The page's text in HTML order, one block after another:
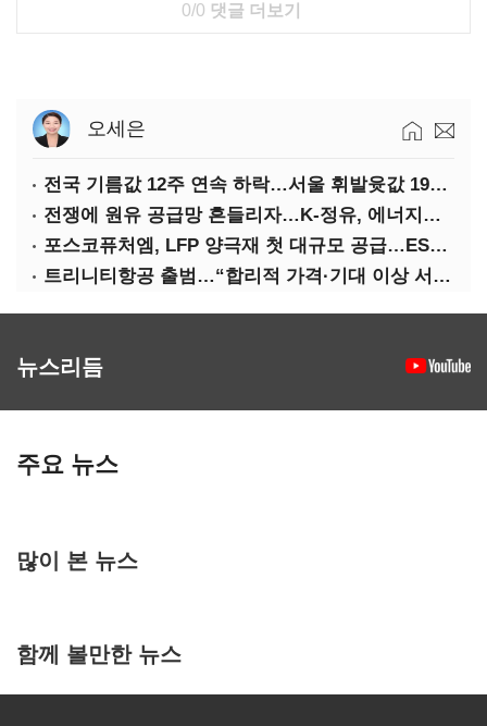
0/0 댓글 더보기
오세은
전국 기름값 12주 연속 하락…서울 휘발윳값 1909원
전쟁에 원유 공급망 흔들리자…K-정유, 에너지안보 핵심으로 재부상
포스코퓨처엠, LFP 양극재 첫 대규모 공급…ESS 시장 공략
트리니티항공 출범…“합리적 가격·기대 이상 서비스로 승부”
뉴스리듬
주요 뉴스
많이 본 뉴스
함께 볼만한 뉴스